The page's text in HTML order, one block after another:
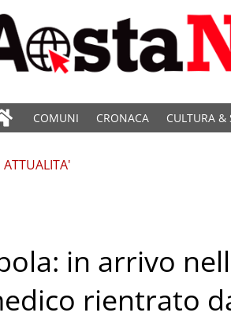
COMUNI CRONACA CULTURA &
ATTUALITA'
in arrivo
rientrato